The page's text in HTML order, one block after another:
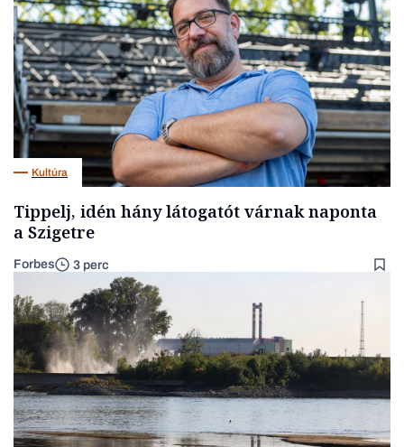
Kultúra
Tippelj, idén hány látogatót várnak naponta
a Szigetre
Forbes 3 perc